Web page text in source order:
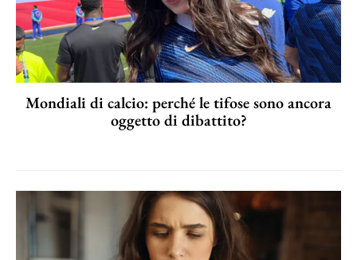
Mondiali di calcio: perché le tifose sono ancora
oggetto di dibattito?